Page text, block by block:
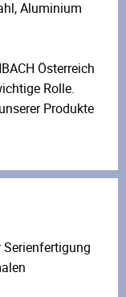
Aluminium
Österreich
Rolle.
Produkte